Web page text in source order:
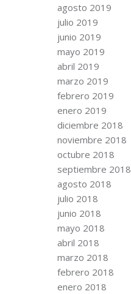
agosto 2019
julio 2019
junio 2019
mayo 2019
abril 2019
marzo 2019
febrero 2019
enero 2019
diciembre 2018
noviembre 2018
octubre 2018
septiembre 2018
agosto 2018
julio 2018
junio 2018
mayo 2018
abril 2018
marzo 2018
febrero 2018
enero 2018